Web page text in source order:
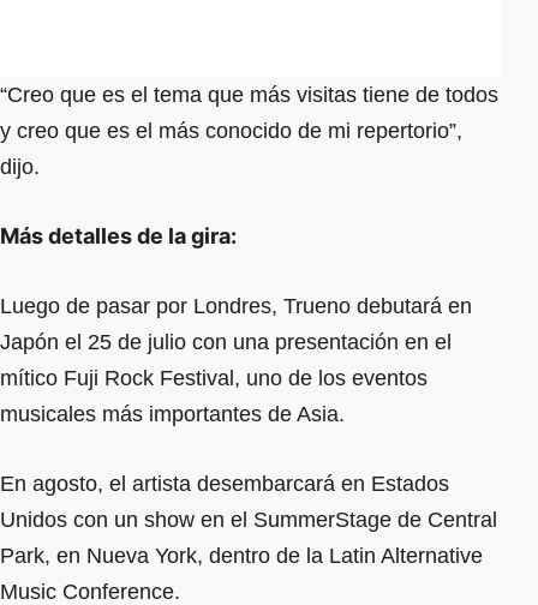
“Creo que es el tema que más visitas tiene de todos
y creo que es el más conocido de mi repertorio”,
dijo.
Más detalles de la gira:
Luego de pasar por Londres, Trueno debutará en
Japón el 25 de julio con una presentación en el
mítico Fuji Rock Festival, uno de los eventos
musicales más importantes de Asia.
En agosto, el artista desembarcará en Estados
Unidos con un show en el SummerStage de Central
Park, en Nueva York, dentro de la Latin Alternative
Music Conference.